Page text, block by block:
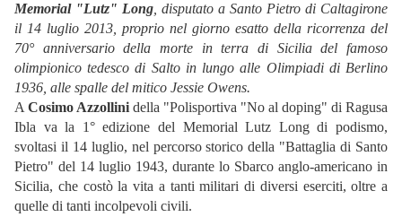
Memorial "Lutz" Long , disputato a Santo Pietro di Caltagirone
il 14 luglio 2013, proprio nel giorno esatto della ricorrenza del
70° anniversario della morte in terra di Sicilia del famoso
olimpionico tedesco di Salto in lungo alle Olimpiadi di Berlino
1936, alle spalle del mitico Jessie Owens.
A Cosimo Azzollini della "Polisportiva "No al doping" di Ragusa
Ibla va la 1° edizione del Memorial Lutz Long di podismo,
svoltasi il 14 luglio, nel percorso storico della "Battaglia di Santo
Pietro" del 14 luglio 1943, durante lo Sbarco anglo-americano in
Sicilia, che costò la vita a tanti militari di diversi eserciti, oltre a
quelle di tanti incolpevoli civili.